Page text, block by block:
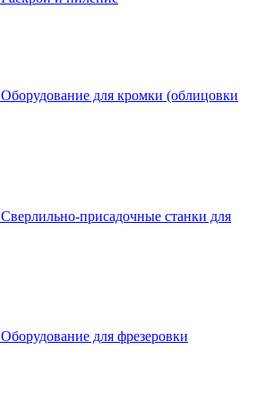
Оборудование для кромки (облицовки
Сверлильно-присадочные станки для
Оборудование для фрезеровки